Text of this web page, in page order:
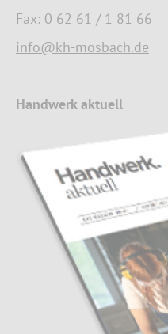
Fax: 0 62 61 / 1 81 66
info@kh-mosbach.de
Handwerk aktuell